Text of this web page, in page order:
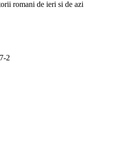
romani de ieri si de azi
2